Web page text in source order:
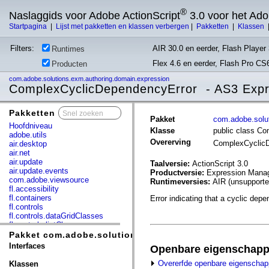
Naslaggids voor Adobe ActionScript® 3.0 voor het
Startpagina Lijst met pakketten en klassen verbergen Pakketten Klassen
Filters: Runtimes
AIR 30.0 en eerder, Flash
Producten
Flex 4.6 en eerder, Flash Pro
com.adobe.solutions.exm.authoring.domain.expression
ComplexCyclicDependencyError - AS3
Pakketten
Hoofdniveau
adobe.utils
air.desktop
air.net
air.update
air.update.events
com.adobe.viewsource
fl.accessibility
fl.containers
fl.controls
fl.controls.dataGridClasses
fl.controls.listClasses
fl.controls.progressBarClasses
fl.core
fl.display
Pakket
Interfaces
Klassen
Pakket
Klasse
public class
Overerving
Taalversie: ActionScript 3.0
Productversie: Expression
Runtimeversies: AIR
Error indicating that a cyclic
Openbare
Overerfde openbare